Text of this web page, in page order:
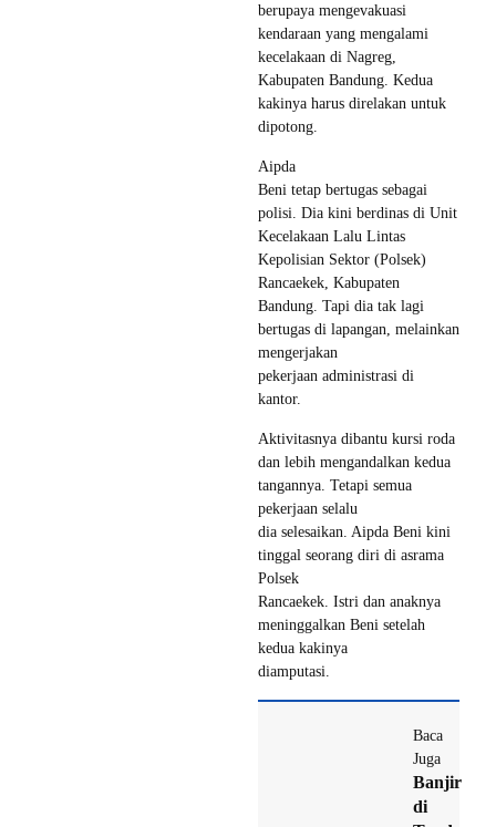
berupaya mengevakuasi
kendaraan yang mengalami
kecelakaan di Nagreg,
Kabupaten Bandung. Kedua
kakinya harus direlakan untuk
dipotong.
Aipda
Beni tetap bertugas sebagai
polisi. Dia kini berdinas di Unit
Kecelakaan Lalu Lintas
Kepolisian Sektor (Polsek)
Rancaekek, Kabupaten
Bandung. Tapi dia tak lagi
bertugas di lapangan, melainkan
mengerjakan
pekerjaan administrasi di
kantor.
Aktivitasnya dibantu kursi roda
dan lebih mengandalkan kedua
tangannya. Tetapi semua
pekerjaan selalu
dia selesaikan. Aipda Beni kini
tinggal seorang diri di asrama
Polsek
Rancaekek. Istri dan anaknya
meninggalkan Beni setelah
kedua kakinya
diamputasi.
Baca
Juga
Banjir
di